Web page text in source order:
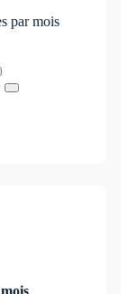
par mois